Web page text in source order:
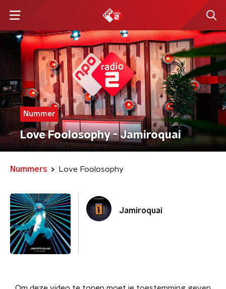
Nummer
Love Foolosophy - Jamiroquai
Nummers Love Foolosophy
Jamiroquai